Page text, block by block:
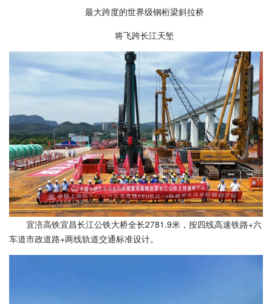
最大跨度的世界级钢桁梁斜拉桥
将飞跨长江天堑
宜涪高铁宜昌长江公铁大桥全长2781.9米，按四线高速铁路+六
车道市政道路+两线轨道交通标准设计。